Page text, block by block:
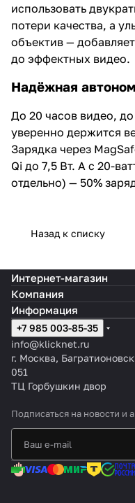
использовать
потери качества, а
объектив —
до эффектных видео.
Надёжная
До 20 часов видео,
уверенно держится
Зарядка через
Qi до 7,5 Вт. А с 20-
отдельно) — 50%
Назад к списку
Интернет-магазин
Компания
Информация
+7 985 003-85-35
info@klicknet.ru
г. Москва,
051
ТЦ Горбушкин двор
Подписаться на новости и